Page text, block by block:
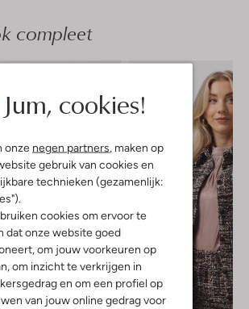
Jum, cookies!
onze negen partners, maken op
gebruik van cookies en
technieken (gezamenlijk:
cookies om ervoor te
dat onze website goed
om jouw voorkeuren op
om inzicht te verkrijgen in
en om een profiel op
van jouw online gedrag voor
compleet